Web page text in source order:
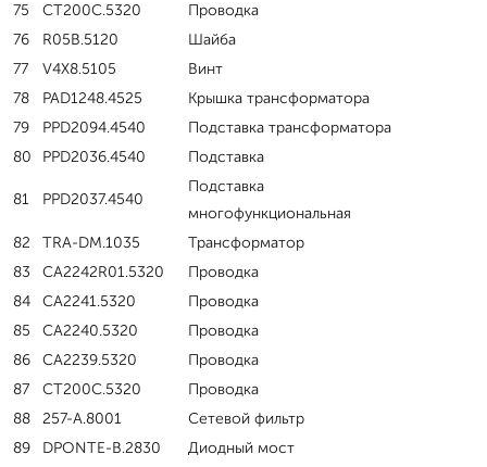
75
CT200C.5320
Проводка
76
R05B.5120
Шайба
77
V4X8.5105
Винт
78
PAD1248.4525
Крышка трансформатора
79
PPD2094.4540
Подставка трансформатора
80
PPD2036.4540 Подставка
81 PPD2037.4540
Подставка
многофункциональная
82
TRA-DM.1035
Трансформатор
83
CA2242R01.5320
Проводка
84
CA2241.5320
Проводка
85
CA2240.5320
Проводка
86
CA2239.5320
Проводка
87
CT200C.5320
Проводка
88
257-A.8001
Сетевой фильтр
89
DPONTE-B.2830
Диодный мост